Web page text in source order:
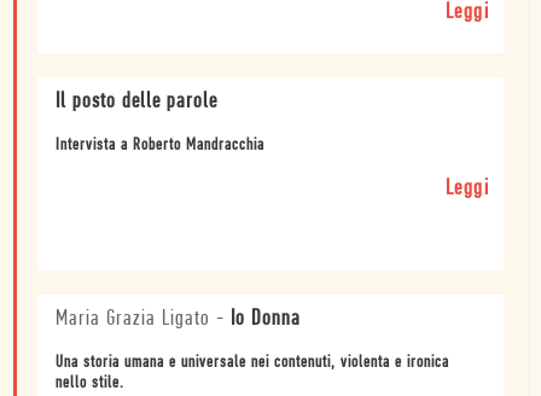
Leggi
Il posto delle parole
Intervista a Roberto Mandracchia
Leggi
Maria Grazia Ligato - Io Donna
Una storia umana e universale nei contenuti, violenta e ironica
nello stile.